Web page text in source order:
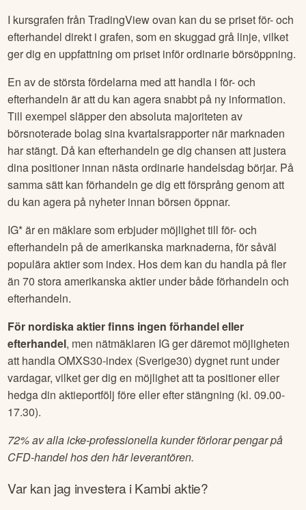
I kursgrafen från TradingView ovan kan du se priset för- och
efterhandel direkt i grafen, som en skuggad grå linje, vilket
ger dig en uppfattning om priset inför ordinarie börsöppning.
En av de största fördelarna med att handla i för- och
efterhandeln är att du kan agera snabbt på ny information.
Till exempel släpper den absoluta majoriteten av
börsnoterade bolag sina kvartalsrapporter när marknaden
har stängt. Då kan efterhandeln ge dig chansen att justera
dina positioner innan nästa ordinarie handelsdag börjar. På
samma sätt kan förhandeln ge dig ett försprång genom att
du kan agera på nyheter innan börsen öppnar.
IG* är en mäklare som erbjuder möjlighet till för- och
efterhandeln på de amerikanska marknaderna, för såväl
populära aktier som index. Hos dem kan du handla på fler
än 70 stora amerikanska aktier under både förhandeln och
efterhandeln.
För nordiska aktier finns ingen förhandel eller
efterhandel, men nätmäklaren IG ger däremot möjligheten
att handla OMXS30-index (Sverige30) dygnet runt under
vardagar, vilket ger dig en möjlighet att ta positioner eller
hedga din aktieportfölj före eller efter stängning (kl. 09.00-
17.30).
72% av alla icke-professionella kunder förlorar pengar på
CFD-handel hos den här leverantören.
Var kan jag investera iKambiaktie?